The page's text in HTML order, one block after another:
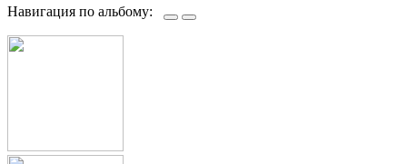
Навигация по альбому: